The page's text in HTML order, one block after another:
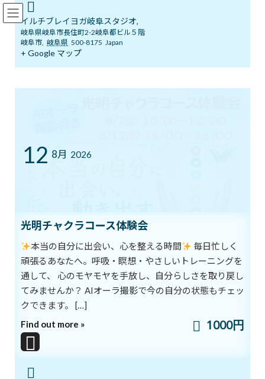
コ
ン
ナ
ビ
イルチブレインヨガ岐阜スタジオ
夢を見つけて実現する１年！
時
:
人間の脳だけが創造性を駆使し、想像力を現実に変えることがで
そんな脳教育をベースとし、自分の夢や進路を模索し「夢を叶え
る１年」を過ごせる学校がベンシャミン人間性英才学校です。
プロジェクトの企画から実行まで自主的に行い自分と向き合う１
年を過ごします。
オルタナティブスクールですから一般の学校と両立することもでき
12月7日、ベンシャミン人間性英才学校の生徒が、どんな１年を過
イルチブレイヨガ岐阜スタジオ,
岐阜県岐阜市長住町2-2岐阜都ビル５階
岐阜市, 岐阜県 500-8175 Japan
+ Google マップ
12 8月 2026
光明チャクラコース体験会
本当の自分に出会い、心を整える時間
毎日忙しく
頑張るあなたへ。呼吸・瞑想・やさしいトレーニングを
通して、 心のモヤモヤを手放し、自分らしさを取り戻し
てみませんか？ AIオーラ撮影で今の自分の状態もチェッ
クできます。 […]
Find out more »
1000円